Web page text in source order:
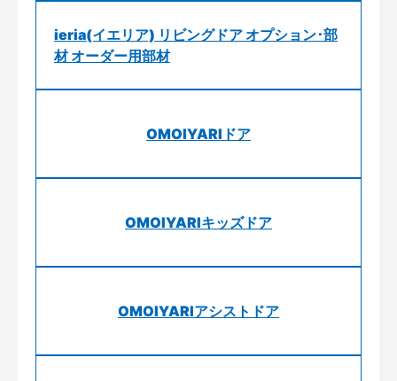
ieria(イエリア) リビングドア オプション･部
材 オーダー用部材
OMOIYARIドア
OMOIYARIキッズドア
OMOIYARIアシストドア